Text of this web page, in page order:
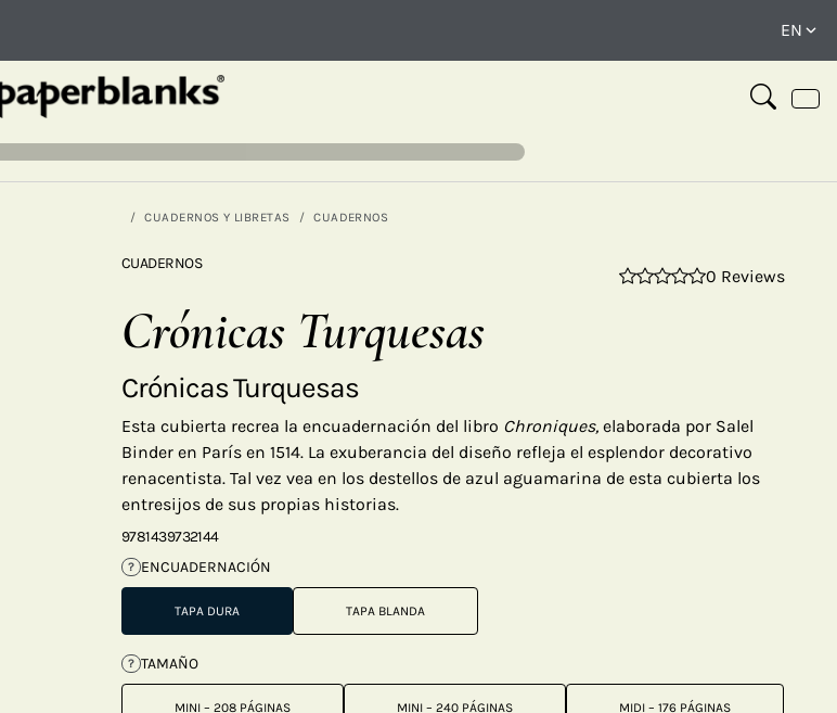
CUADERNOS Y LIBRETAS CUADERNOS
CUADERNOS
0 Reviews
Crónicas Turquesas
Crónicas Turquesas
Esta cubierta recrea la encuadernación del libro Chroniques, elaborada por Salel
Binder en París en 1514. La exuberancia del diseño refleja el esplendor decorativo
renacentista. Tal vez vea en los destellos de azul aguamarina de esta cubierta los
entresijos de sus propias historias.
9781439732144
? ENCUADERNACIÓN
TAPA DURA TAPA BLANDA
? TAMAÑO
MINI – 208 PÁGINAS
MINI – 240 PÁGINAS
MIDI – 176 PÁGINAS